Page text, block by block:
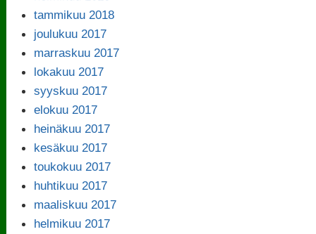
tammikuu 2018
joulukuu 2017
marraskuu 2017
lokakuu 2017
syyskuu 2017
elokuu 2017
heinäkuu 2017
kesäkuu 2017
toukokuu 2017
huhtikuu 2017
maaliskuu 2017
helmikuu 2017